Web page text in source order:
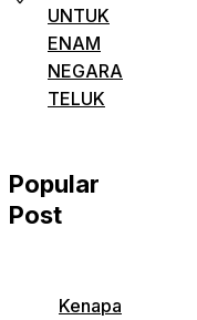
UNTUK
ENAM
NEGARA
TELUK
Popular
Post
​Kenapa